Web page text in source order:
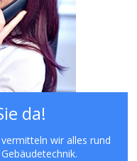
da!
wir alles rund